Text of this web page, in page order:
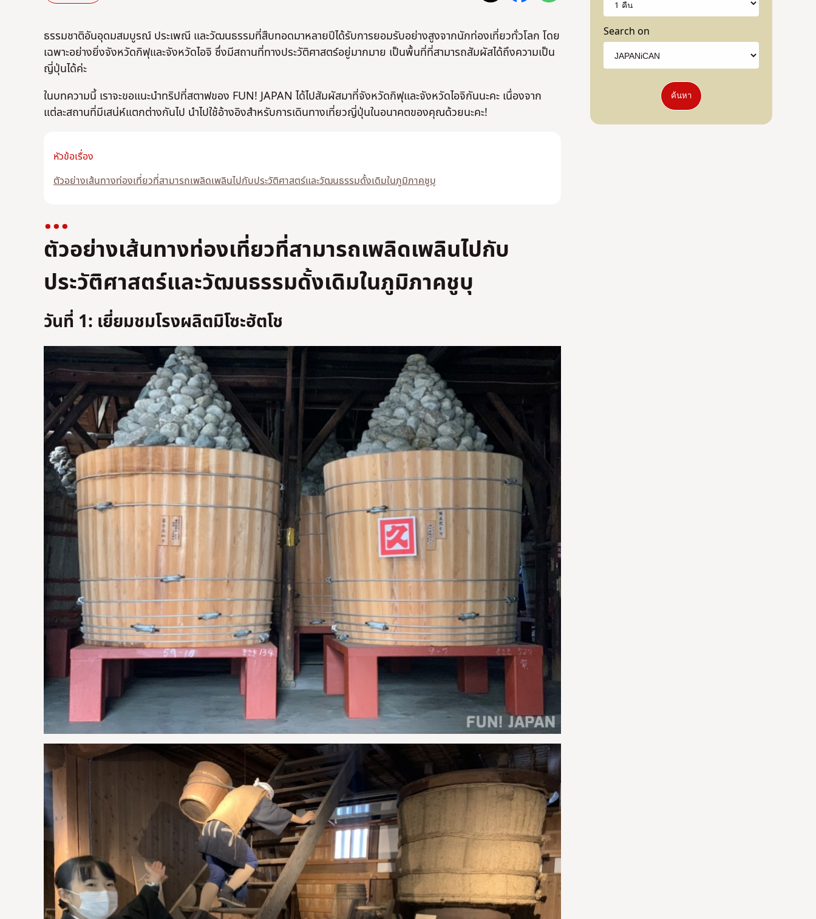
ธรรมชาติอันอุดมสมบูรณ์ ประเพณี และวัฒนธรรมที่สืบทอดมาหลายปีได้รับการยอมรับอย่างสูงจากนักท่องเที่ยวทั่วโลก โดย
เฉพาะอย่างยิ่งจังหวัดกิฟุและจังหวัดไอจิ ซึ่งมีสถานที่ทางประวัติศาสตร์อยู่มากมาย เป็นพื้นที่ที่สามารถสัมผัสได้ถึงความเป็น
ญี่ปุ่นได้ค่ะ
ในบทความนี้ เราจะขอแนะนำทริปที่สตาฟของ FUN! JAPAN ได้ไปสัมผัสมาที่จังหวัดกิฟุและจังหวัดไอจิกันนะคะ เนื่องจาก
แต่ละสถานที่มีเสน่ห์แตกต่างกันไป นำไปใช้อ้างอิงสำหรับการเดินทางเที่ยวญี่ปุ่นในอนาคตของคุณด้วยนะคะ!
หัวข้อเรื่อง
ตัวอย่างเส้นทางท่องเที่ยวที่สามารถเพลิดเพลินไปกับประวัติศาสตร์และวัฒนธรรมดั้งเดิมในภูมิภาคชูบุ
ตัวอย่างเส้นทางท่องเที่ยวที่สามารถเพลิดเพลินไปกับ
ประวัติศาสตร์และวัฒนธรรมดั้งเดิมในภูมิภาคชูบุ
วันที่ 1: เยี่ยมชมโรงผลิตมิโซะฮัตโช
ไม่ใช่
ไม่ใช่
Search on
ค้นหา